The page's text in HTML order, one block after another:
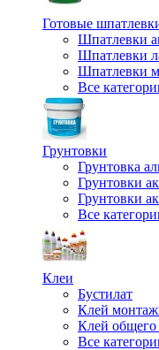
Готовые
Шпатлевки
Шпатлевки
Шпатлевки
Все
Грунтовки
Грунтовка
Грунтовки
Грунтовки
Все
Клеи
Бустилат
Клей
Клей общего
Все